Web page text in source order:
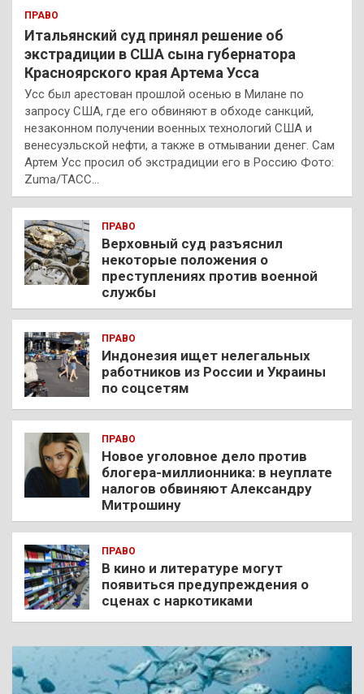
ПРАВО
Итальянский суд принял решение об
экстрадиции в США сына губернатора
Красноярского края Артема Усса
Усс был арестован прошлой осенью в Милане по
запросу США, где его обвиняют в обходе санкций,
незаконном получении военных технологий США и
венесуэльской нефти, а также в отмывании денег. Сам
Артем Усс просил об экстрадиции его в Россию Фото:
Zuma/ТАСС…
ПРАВО
Верховный суд разъяснил
некоторые положения о
преступлениях против военной
службы
ПРАВО
Индонезия ищет нелегальных
работников из России и Украины
по соцсетям
ПРАВО
Новое уголовное дело против
блогера-миллионника: в неуплате
налогов обвиняют Александру
Митрошину
ПРАВО
В кино и литературе могут
появиться предупреждения о
сценах с наркотиками